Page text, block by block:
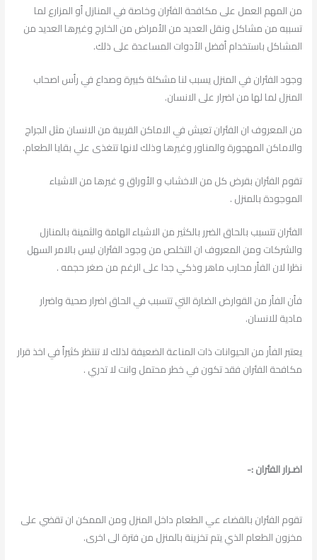
من المهم العمل على مكافحة الفئران وخاصة في المنازل أو المزارع لما
تسببه من مشاكل ونقل العديد من الأمراض من الخارج وغيرها العديد من
المشاكل باستخدام أفضل الأدوات المساعدة على ذلك.
وجود الفئران في المنزل يسبب لنا مشكلة كبيرة وصداع في رأس اصحاب
المنزل لما لها من اضرار على الانسان.
من المعروف ان الفئران تعيش في الاماكن القريبة من الانسان مثل الجراج
والاماكن المهجورة والمناور وغيرها وذلك لانها تتغذى علي بقايا الطعام.
تقوم الفئران بقرض كل من الاخشاب و الأوراق و غيرها من الاشياء
الموجودة بالمنزل .
الفئران تتسبب بالحاق الضرر بالكثير من الاشياء الهامة والثمينة بالمنازل
والشركات ومن المعروف ان التخلص من وجود الفئران ليس بالامر السهل
نظرا لان الفأر محارب ماهر وذكي جدا على الرغم من صغر حجمه .
فأن الفأر من القوارض الضارة التي تتسبب في الحاق اضرار صحية واضرار
مادية للانسان.
يعتبر الفأر من الحيوانات ذات المناعة الضعيفة لذلك لا تنتظر كثيراً في اخذ قرار
مكافحة الفئران فقد تكون في خطر محتمل وانت لا تدري .
اضـرار الفئران :-
تقوم الفئران بالقضاء عي الطعام داخل المنزل ومن الممكن ان تقضي على
مخزون الطعام الذي يتم تخزينة بالمنزل من فترة الى اخرى.